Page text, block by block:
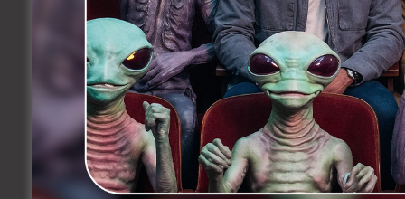
Avalanche de gags, symphonies de
semaines à patienter jusqu’au 18